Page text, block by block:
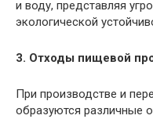
и воду, представляя
экологической
3. Отходы пищевой
При производстве и
образуются различные